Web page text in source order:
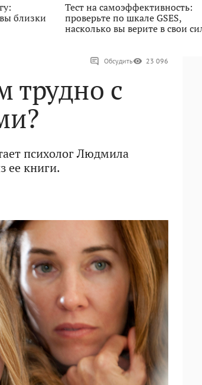
близки
Тест на самоэффективность:
проверьте по шкале GSES,
насколько вы верите в свои
Обсудить 23 096
трудно с
психолог Людмила
ее книги.